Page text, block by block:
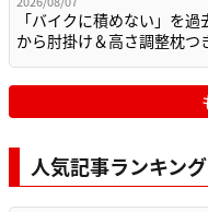
「バイクに積めない」を
から肘掛け＆高さ調整枕
人気記事ランキン